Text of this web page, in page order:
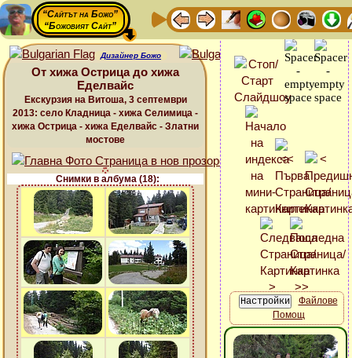
“Сайтът на Божо”
“Божовият Сайт”
Дизайнер Божо
От хижа Острица до хижа
Еделвайс
Екскурзия на Витоша, 3 септември
2013: село Кладница - хижа Селимица -
хижа Острица - хижа Еделвайс - Златни
мостове
Снимки в албума (18):
Файлове
Помощ